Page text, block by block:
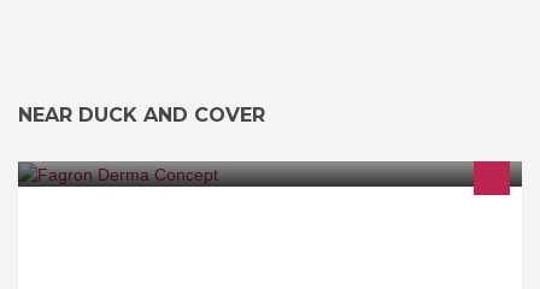
NEAR DUCK AND COVER